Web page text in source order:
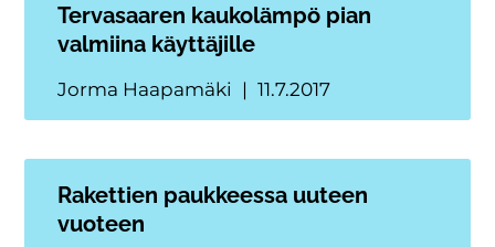
Tervasaaren kaukolämpö pian
valmiina käyttäjille
Jorma Haapamäki 11.7.2017
Rakettien paukkeessa uuteen
vuoteen